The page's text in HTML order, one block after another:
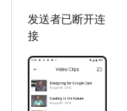
发送者已断开连
接